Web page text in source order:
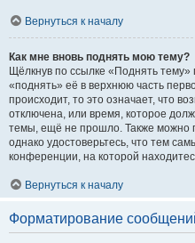
Вернуться к началу
Как мне вновь поднять мою тему?
Щёлкнув по ссылке «Поднять
«поднять» её в верхнюю часть
происходит, то это означает, что
отключена, или время, которое
темы, ещё не прошло. Также можно
однако удостоверьтесь, что тем
конференции, на которой
Вернуться к началу
Форматирование